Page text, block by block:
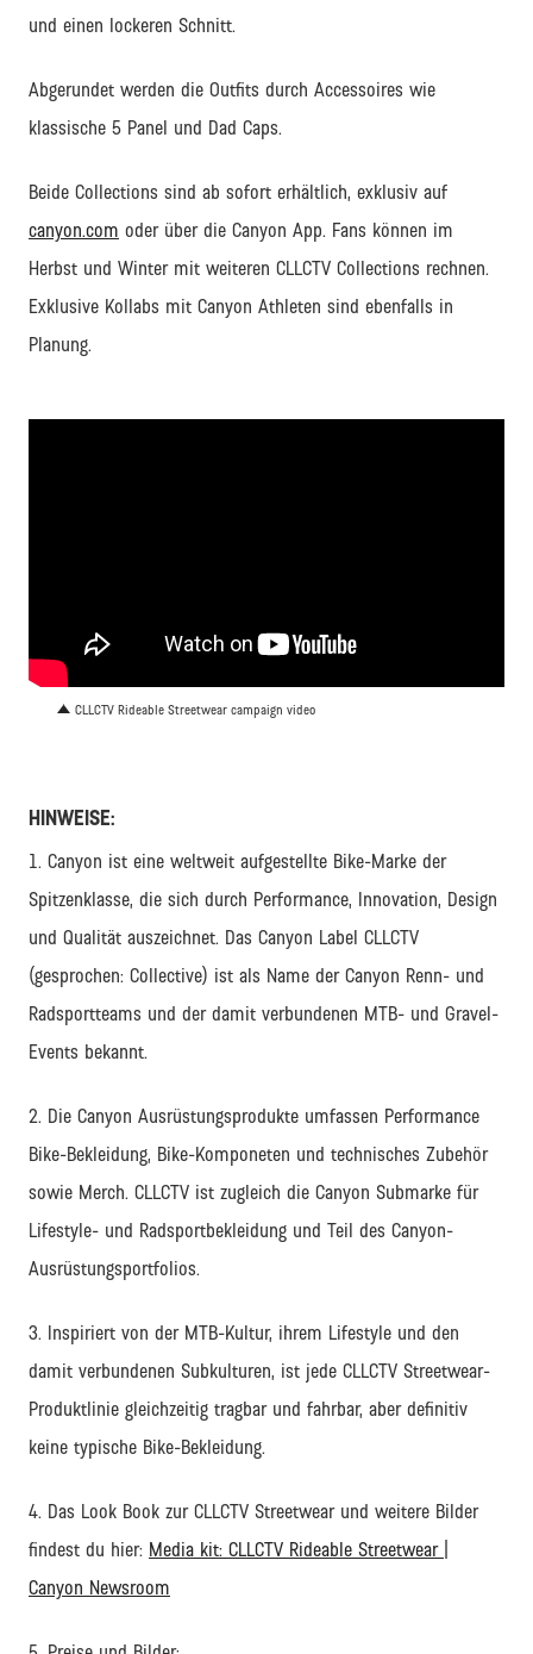
und einen lockeren Schnitt.
Abgerundet werden die Outfits durch Accessoires wie
klassische 5 Panel und Dad Caps.
Beide Collections sind ab sofort erhältlich, exklusiv auf
canyon.com oder über die Canyon App. Fans können im
Herbst und Winter mit weiteren CLLCTV Collections rechnen.
Exklusive Kollabs mit Canyon Athleten sind ebenfalls in
Planung.
CLLCTV Rideable Streetwear campaign video
HINWEISE:
1. Canyon ist eine weltweit aufgestellte Bike-Marke der
Spitzenklasse, die sich durch Performance, Innovation, Design
und Qualität auszeichnet. Das Canyon Label CLLCTV
(gesprochen: Collective) ist als Name der Canyon Renn- und
Radsportteams und der damit verbundenen MTB- und Gravel-
Events bekannt.
2. Die Canyon Ausrüstungsprodukte umfassen Performance
Bike-Bekleidung, Bike-Komponeten und technisches Zubehör
sowie Merch. CLLCTV ist zugleich die Canyon Submarke für
Lifestyle- und Radsportbekleidung und Teil des Canyon-
Ausrüstungsportfolios.
3. Inspiriert von der MTB-Kultur, ihrem Lifestyle und den
damit verbundenen Subkulturen, ist jede CLLCTV Streetwear-
Produktlinie gleichzeitig tragbar und fahrbar, aber definitiv
keine typische Bike-Bekleidung.
4. Das Look Book zur CLLCTV Streetwear und weitere Bilder
findest du hier: Media kit: CLLCTV Rideable Streetwear |
Canyon Newsroom